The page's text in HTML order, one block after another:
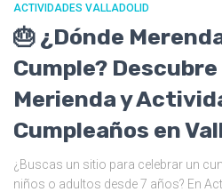
ACTIVIDADES VALLADOLID
🎂 ¿Dónde
Cumple?
Merienda y
Cumpleaños en
¿Buscas un sitio para celebrar un
niños o adultos desde 7 años? En